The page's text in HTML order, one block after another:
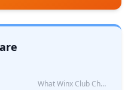
What Winx Club Character Are You?